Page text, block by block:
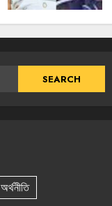
অর্থনীতি